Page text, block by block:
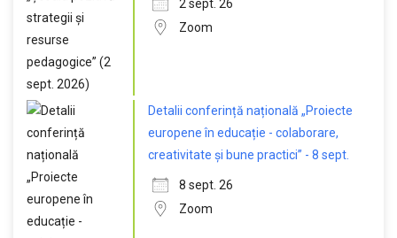
2 sept. 26
Zoom
Detalii conferință națională „Proiecte
europene în educație - colaborare,
creativitate și bune practici” - 8 sept.
8 sept. 26
Zoom